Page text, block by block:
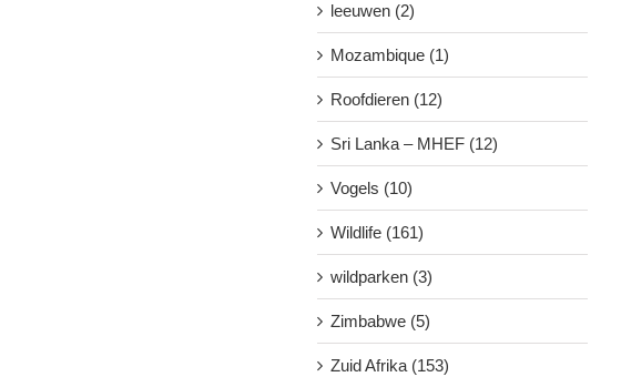
leeuwen (2)
Mozambique (1)
Roofdieren (12)
Sri Lanka – MHEF (12)
Vogels (10)
Wildlife (161)
wildparken (3)
Zimbabwe (5)
Zuid Afrika (153)